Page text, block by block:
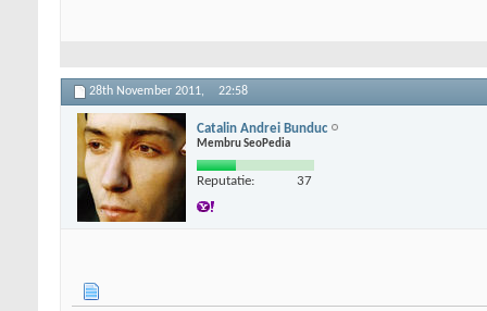
28th November 2011, 22:58
Catalin Andrei Bunduc
Membru SeoPedia
Reputatie: 37